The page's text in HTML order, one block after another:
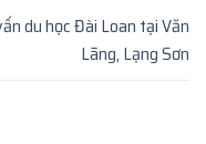
du học Đài Loan tại Văn
Lãng, Lạng Sơn